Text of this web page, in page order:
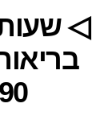
◁
90, מודיעין עילית